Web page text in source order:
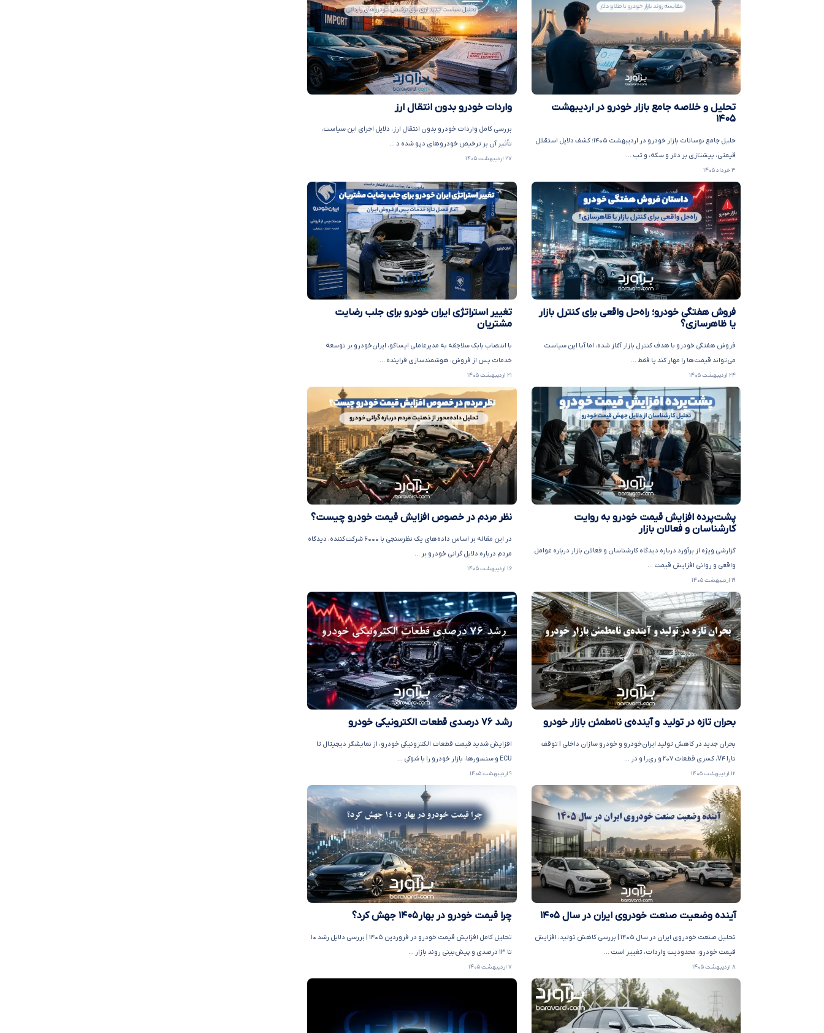
تحلیل و خلاصه جامع بازار خودرو در اردیبهشت
۱۴۰۵
حلیل جامع نوسانات بازار خودرو در اردیبهشت ۱۴۰۵؛ کشف دلایل استقلال
قیمتی، پیشتازی بر دلار و سکه، و تب ...
۳ خرداد ۱۴۰۵
واردات خودرو بدون انتقال ارز
بررسی کامل واردات خودرو بدون انتقال ارز، دلایل اجرای این سیاست،
تأثیر آن بر ترخیص خودروهای دپو شده د ...
۲۷ اردیبهشت ۱۴۰۵
فروش هفتگی خودرو؛ راه‌حل واقعی برای کنترل بازار
یا ظاهرسازی؟
فروش هفتگی خودرو با هدف کنترل بازار آغاز شده، اما آیا این سیاست
می‌تواند قیمت‌ها را مهار کند یا فقط ...
۲۴ اردیبهشت ۱۴۰۵
تغییر استراتژی ایران خودرو برای جلب رضایت
مشتریان
با انتصاب بابک سلاجقه به مدیرعاملی ایساکو، ایران‌خودرو بر توسعه
خدمات پس از فروش، هوشمندسازی فراینده ...
۲۱ اردیبهشت ۱۴۰۵
پشت‌پرده افزایش قیمت خودرو به روایت
کارشناسان و فعالان بازار
گزارشی ویژه از برآورد درباره دیدگاه کارشناسان و فعالان بازار درباره عوامل
واقعی و روانی افزایش قیمت ...
۱۹ اردیبهشت ۱۴۰۵
نظر مردم در خصوص افزایش قیمت خودرو چیست؟
در این مقاله بر اساس داده‌های یک نظرسنجی با ۶۰۰۰ شرکت‌کننده، دیدگاه
مردم درباره دلایل گرانی خودرو بر ...
۱۶ اردیبهشت ۱۴۰۵
بحران تازه در تولید و آینده‌ی نامطمئن بازار خودرو
بحران جدید در کاهش تولید ایران‌خودرو و خودرو سازان داخلی | توقف
تارا V۴، کسری قطعات ۲۰۷ و ری‌را و در ...
۱۲ اردیبهشت ۱۴۰۵
رشد ۷۶ درصدی قطعات الکترونیکی خودرو
افزایش شدید قیمت قطعات الکترونیکی خودرو، از نمایشگر دیجیتال تا
ECU و سنسورها، بازار خودرو را با شوکی ...
۹ اردیبهشت ۱۴۰۵
آینده وضعیت صنعت خودروی ایران در سال ۱۴۰۵
تحلیل صنعت خودروی ایران در سال ۱۴۰۵ | بررسی کاهش تولید، افزایش
قیمت خودرو، محدودیت واردات، تغییر است ...
۸ اردیبهشت ۱۴۰۵
چرا قیمت خودرو در بهار ۱۴۰۵ جهش کرد؟
تحلیل کامل افزایش قیمت خودرو در فروردین ۱۴۰۵ | بررسی دلایل رشد ۱۰
تا ۱۳ درصدی و پیش‌بینی روند بازار ...
۷ اردیبهشت ۱۴۰۵